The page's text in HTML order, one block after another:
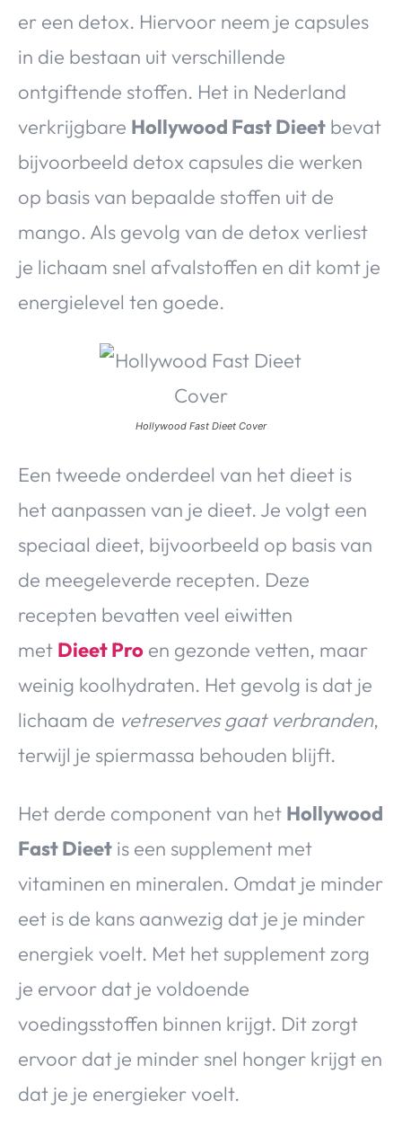
er een detox. Hiervoor neem je capsules
in die bestaan uit verschillende
ontgiftende stoffen. Het in Nederland
verkrijgbare Hollywood Fast Dieet bevat
bijvoorbeeld detox capsules die werken
op basis van bepaalde stoffen uit de
mango. Als gevolg van de detox verliest
je lichaam snel afvalstoffen en dit komt je
energielevel ten goede.
Hollywood Fast Dieet Cover
Een tweede onderdeel van het dieet is
het aanpassen van je dieet. Je volgt een
speciaal dieet, bijvoorbeeld op basis van
de meegeleverde recepten. Deze
recepten bevatten veel eiwitten
met Dieet Pro en gezonde vetten, maar
weinig koolhydraten. Het gevolg is dat je
lichaam de vetreserves gaat verbranden,
terwijl je spiermassa behouden blijft.
Het derde component van het Hollywood
Fast Dieet is een supplement met
vitaminen en mineralen. Omdat je minder
eet is de kans aanwezig dat je je minder
energiek voelt. Met het supplement zorg
je ervoor dat je voldoende
voedingsstoffen binnen krijgt. Dit zorgt
ervoor dat je minder snel honger krijgt en
dat je je energieker voelt.